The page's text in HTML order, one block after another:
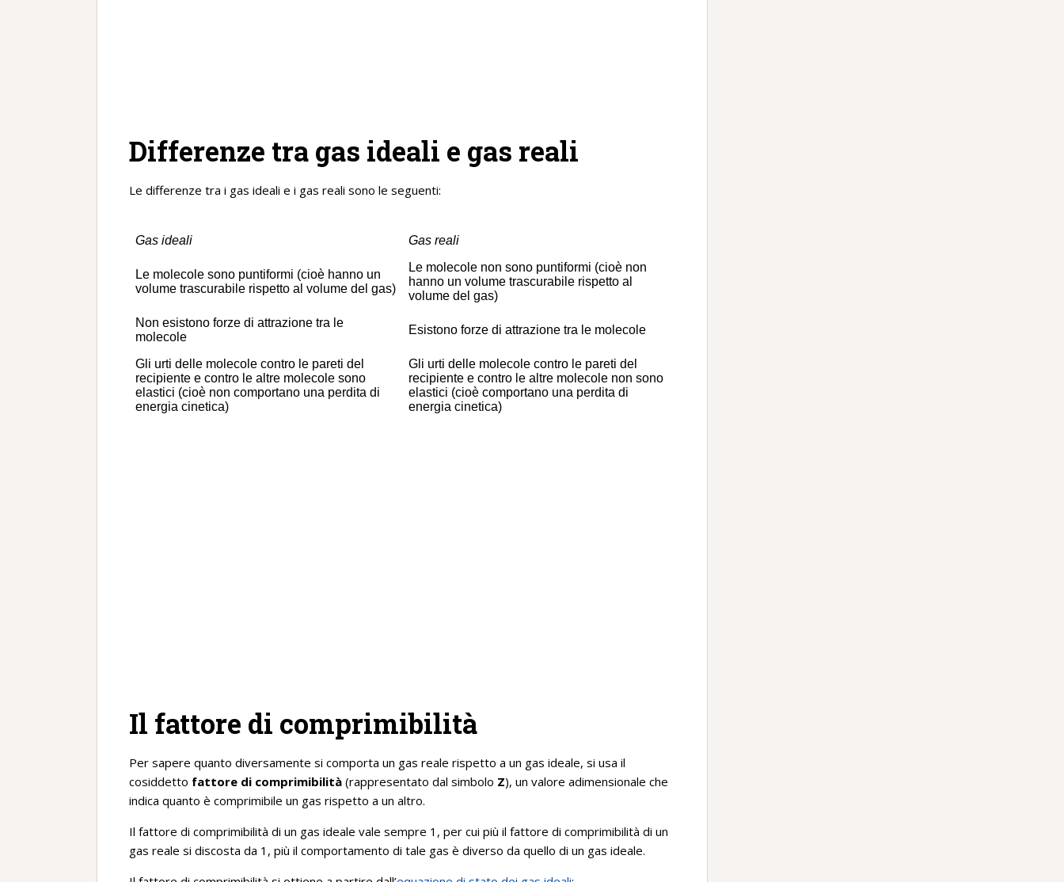
Differenze tra gas ideali e gas reali
Le differenze tra i gas ideali e i gas reali sono le seguenti:
Gas ideali Gas reali
Le molecole sono puntiformi (cioè hanno un
volume trascurabile rispetto al volume del gas)
Le molecole non sono puntiformi (cioè non
hanno un volume trascurabile rispetto al
volume del gas)
Non esistono forze di attrazione tra le
molecole
Esistono forze di attrazione tra le molecole
Gli urti delle molecole contro le pareti del
recipiente e contro le altre molecole sono
elastici (cioè non comportano una perdita di
energia cinetica)
Gli urti delle molecole contro le pareti del
recipiente e contro le altre molecole non sono
elastici (cioè comportano una perdita di
energia cinetica)
Il fattore di comprimibilità
Per sapere quanto diversamente si comporta un gas reale rispetto a un gas ideale, si usa il
cosiddetto fattore di comprimibilità (rappresentato dal simbolo Z), un valore adimensionale che
indica quanto è comprimibile un gas rispetto a un altro.
Il fattore di comprimibilità di un gas ideale vale sempre 1, per cui più il fattore di comprimibilità di un
gas reale si discosta da 1, più il comportamento di tale gas è diverso da quello di un gas ideale.